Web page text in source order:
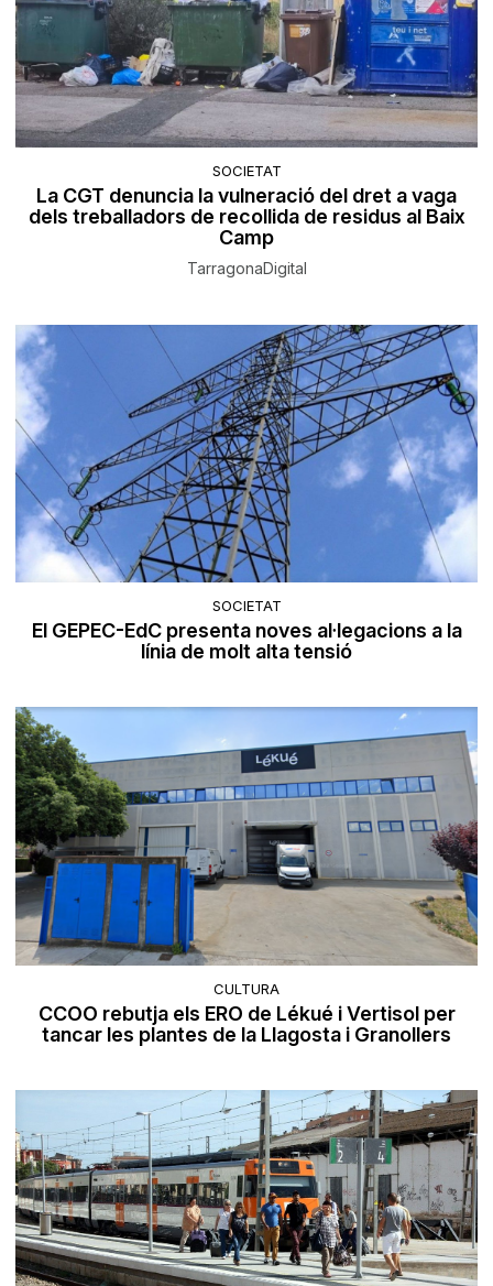
SOCIETAT
La CGT denuncia la vulneració del dret a vaga
dels treballadors de recollida de residus al Baix
Camp
TarragonaDigital
SOCIETAT
El GEPEC-EdC presenta noves al·legacions a la
línia de molt alta tensió
CULTURA
CCOO rebutja els ERO de Lékué i Vertisol per
tancar les plantes de la Llagosta i Granollers